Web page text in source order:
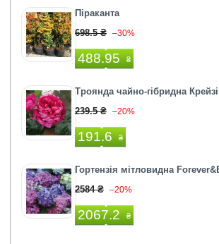
Піраканта
698.5 ₴ –30%
488.95 ₴
Троянда чайно-гібридна
239.5 ₴ –20%
191.6 ₴
Гортензія мітловидна
2584 ₴ –20%
2067.2 ₴